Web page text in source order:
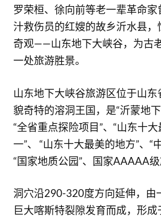
罗荣桓、徐向前等老一辈革命
汁救伤员的红嫂的故乡沂水县
奇观——山东地下大峡谷，为古
一处旅游胜景。
山东地下大峡谷旅游区位于山
貌奇特的溶洞王国，是“沂蒙地
“全省重点探险项目”、“山东十
一”、 “山东十大最美的地方”、“
“国家地质公园”、国家AAAAA级
洞穴沿290-320度方向延伸，由
巨大喀斯特裂隙发育而成，形